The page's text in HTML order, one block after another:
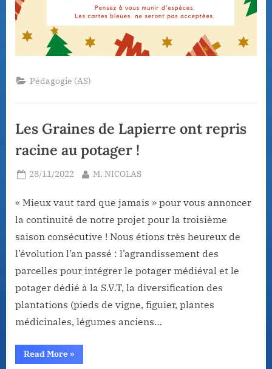
Pédagogie (AS)
Les Graines de Lapierre ont repris
racine au potager !
Posted
28/11/2022 By
M. NICOLAS
« Mieux vaut tard que jamais » pour vous annoncer
la continuité de notre projet pour la troisième
saison consécutive ! Nous étions très heureux de
l’évolution l’an passé : l’agrandissement des
parcelles pour intégrer le potager médiéval et le
potager dédié à la S.V.T, la diversification des
plantations (pieds de vigne, figuier, plantes
médicinales, légumes anciens…
Read More“Les
Graines
»